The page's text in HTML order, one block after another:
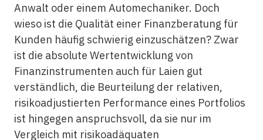
Anwalt oder einem Automechaniker. Doch
wieso ist die Qualität einer Finanzberatung für
Kunden häufig schwierig einzuschätzen? Zwar
ist die absolute Wertentwicklung von
Finanzinstrumenten auch für Laien gut
verständlich, die Beurteilung der relativen,
risikoadjustierten Performance eines Portfolios
ist hingegen anspruchsvoll, da sie nur im
Vergleich mit risikoadäquaten